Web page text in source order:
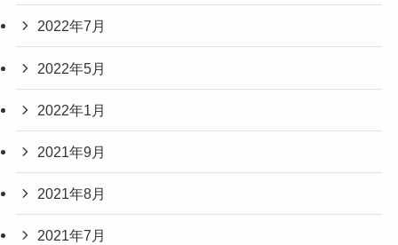
2022年7月
2022年5月
2022年1月
2021年9月
2021年8月
2021年7月